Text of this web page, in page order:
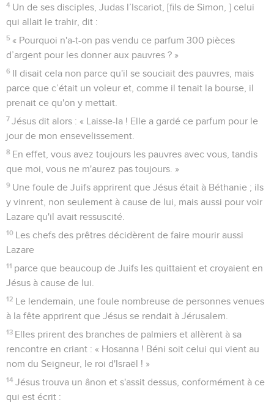
4 Un de ses disciples, Judas l’Iscariot, [fils de Simon, ] celui
qui allait le trahir, dit :
5 « Pourquoi n'a-t-on pas vendu ce parfum 300 pièces
d’argent pour les donner aux pauvres ? »
6 Il disait cela non parce qu'il se souciait des pauvres, mais
parce que c’était un voleur et, comme il tenait la bourse, il
prenait ce qu'on y mettait.
7 Jésus dit alors : « Laisse-la ! Elle a gardé ce parfum pour le
jour de mon ensevelissement.
8 En effet, vous avez toujours les pauvres avec vous, tandis
que moi, vous ne m'aurez pas toujours. »
9 Une foule de Juifs apprirent que Jésus était à Béthanie ; ils
y vinrent, non seulement à cause de lui, mais aussi pour voir
Lazare qu'il avait ressuscité.
10 Les chefs des prêtres décidèrent de faire mourir aussi
Lazare
11 parce que beaucoup de Juifs les quittaient et croyaient en
Jésus à cause de lui.
12 Le lendemain, une foule nombreuse de personnes venues
à la fête apprirent que Jésus se rendait à Jérusalem.
13 Elles prirent des branches de palmiers et allèrent à sa
rencontre en criant : « Hosanna ! Béni soit celui qui vient au
nom du Seigneur, le roi d'Israël ! »
14 Jésus trouva un ânon et s'assit dessus, conformément à ce
qui est écrit :